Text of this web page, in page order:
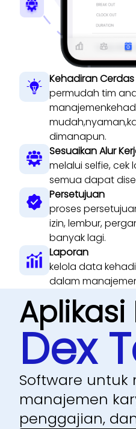
Kehadiran Cerdas
permudah tim
dimanapun.
Sesuaikan Alur
melalui selfie, cek
semua dapat
Persetujuan
proses
izin, lembur,
banyak lagi.
Laporan
kelola data
dalam
Aplikasi
Dex
Software untuk
manajemen
penggajian,